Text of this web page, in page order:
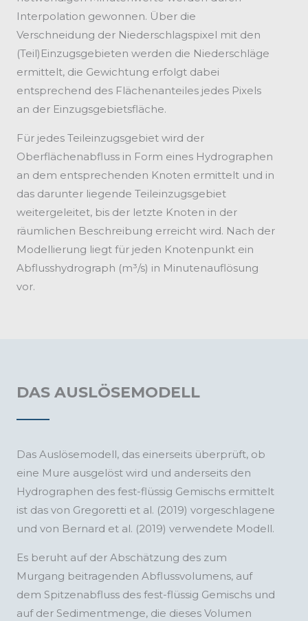
Interpolation gewonnen. Über die
Verschneidung der Niederschlagspixel mit den
(Teil)Einzugsgebieten werden die Niederschläge
ermittelt, die Gewichtung erfolgt dabei
entsprechend des Flächenanteiles jedes Pixels
an der Einzugsgebietsfläche.
Für jedes Teileinzugsgebiet wird der
Oberflächenabfluss in Form eines Hydrographen
an dem entsprechenden Knoten ermittelt und in
das darunter liegende Teileinzugsgebiet
weitergeleitet, bis der letzte Knoten in der
räumlichen Beschreibung erreicht wird. Nach der
Modellierung liegt für jeden Knotenpunkt ein
Abflusshydrograph (m³/s) in Minutenauflösung
vor.
DAS AUSLÖSEMODELL
Das Auslösemodell, das einerseits überprüft, ob
eine Mure ausgelöst wird und anderseits den
Hydrographen des fest-flüssig Gemischs ermittelt
ist das von Gregoretti et al. (2019) vorgeschlagene
und von Bernard et al. (2019) verwendete Modell.
Es beruht auf der Abschätzung des zum
Murgang beitragenden Abflussvolumens, auf
dem Spitzenabfluss des fest-flüssig Gemischs und
auf der Sedimentmenge, die dieses Volumen